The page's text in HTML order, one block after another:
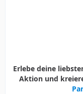
Erlebe deine
Aktion und